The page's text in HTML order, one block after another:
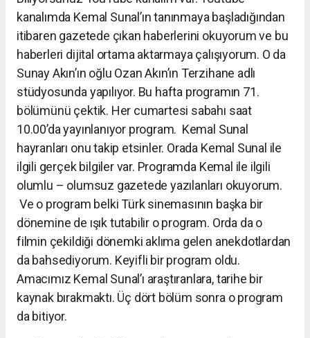
kanalımda Kemal Sunal’ın tanınmaya başladığından
itibaren gazetede çıkan haberlerini okuyorum ve bu
haberleri dijital ortama aktarmaya çalışıyorum. O da
Sunay Akın’ın oğlu Ozan Akın’ın Terzihane adlı
stüdyosunda yapılıyor. Bu hafta programın 71.
bölümünü çektik. Her cumartesi sabahı saat
10.00’da yayınlanıyor program. Kemal Sunal
hayranları onu takip etsinler. Orada Kemal Sunal ile
ilgili gerçek bilgiler var. Programda Kemal ile ilgili
olumlu – olumsuz gazetede yazılanları okuyorum.
Ve o program belki Türk sinemasının başka bir
dönemine de ışık tutabilir o program. Orda da o
filmin çekildiği dönemki aklıma gelen anekdotlardan
da bahsediyorum. Keyifli bir program oldu.
Amacımız Kemal Sunal’ı araştıranlara, tarihe bir
kaynak bırakmaktı. Üç dört bölüm sonra o program
da bitiyor.